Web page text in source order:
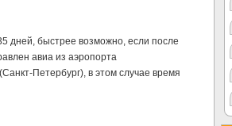
дней, быстрее возможно, если после
авиа из аэропорта
Петербург), в этом случае время